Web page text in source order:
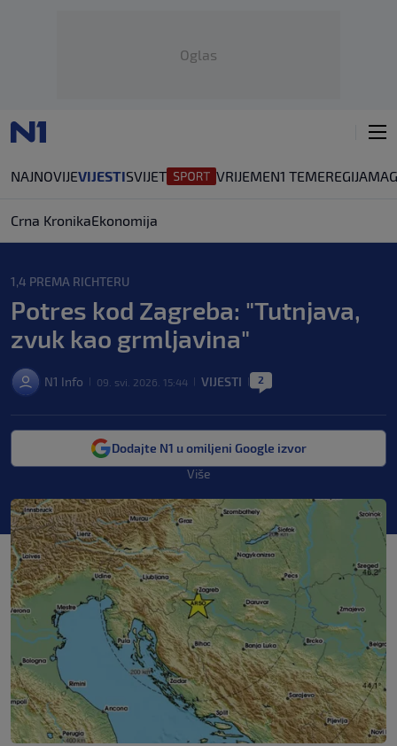
Oglas
NAJNOVIJEVIJESTISVIJET VRIJEMEN1 TEMEREGIJA
Crna KronikaEkonomija
1,4 PREMA RICHTERU
Potres kod Zagreba: "Tutnjava,
zvuk kao grmljavina"
N1 Info 09. svi. 2026. 15:44 VIJESTI 2
Dodajte N1 u omiljeni Google izvor
Više